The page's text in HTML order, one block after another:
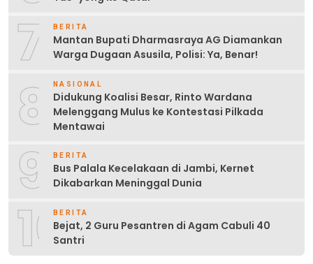
7 BERITA
Mantan Bupati Dharmasraya AG Diamankan
Warga Dugaan Asusila, Polisi: Ya, Benar!
8 NASIONAL
Didukung Koalisi Besar, Rinto Wardana
Melenggang Mulus ke Kontestasi Pilkada
Mentawai
9 BERITA
Bus Palala Kecelakaan di Jambi, Kernet
Dikabarkan Meninggal Dunia
10BERITA
Bejat, 2 Guru Pesantren di Agam Cabuli 40
Santri